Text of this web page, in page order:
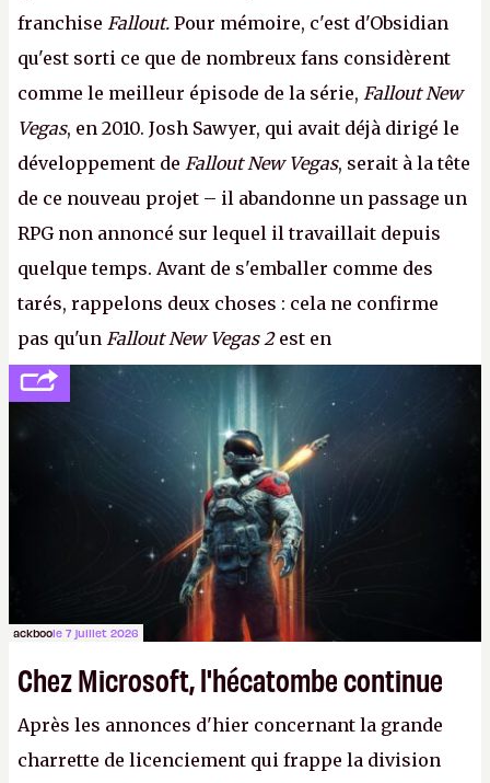
franchise Fallout. Pour mémoire, c'est d'Obsidian
qu'est sorti ce que de nombreux fans considèrent
comme le meilleur épisode de la série, Fallout New
Vegas, en 2010. Josh Sawyer, qui avait déjà dirigé le
développement de Fallout New Vegas, serait à la tête
de ce nouveau projet – il abandonne un passage un
RPG non annoncé sur lequel il travaillait depuis
quelque temps. Avant de s'emballer comme des
tarés, rappelons deux choses : cela ne confirme
pas qu'un Fallout New Vegas 2est en
développement (pour ce que l'on sait, ils bossent
peut-être sur
Fallout Football ou
Fallout vs. Les
Lapins Crétins) et l'Obsidian d'aujourd'hui n'est plus
le même studio qu'il y a 15 ans. Mais bon, OK, on
peut commencer à fantasmer.A.
ackboole 7 juillet 2026
Chez Microsoft, l'hécatombe continue
Après les annonces d'hier concernant la grande
charrette de licenciement qui frappe la division